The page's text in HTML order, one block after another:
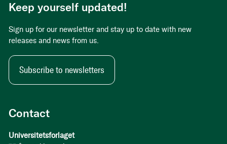
Contact
Universitetsforlaget
Keep yourself updated!
Sign up for our newsletter and stay up to date with new
releases and news from us.
Subscribe to newsletters